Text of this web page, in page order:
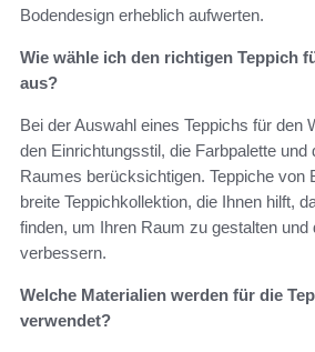
Bodendesign erheblich aufwerten.
Wie wähle ich den richtigen Teppich
aus?
Bei der Auswahl eines Teppichs für den
den Einrichtungsstil, die Farbpalette und
Raumes berücksichtigen. Teppiche von
breite Teppichkollektion, die Ihnen hilft,
finden, um Ihren Raum zu gestalten und
verbessern.
Welche Materialien werden für die
verwendet?